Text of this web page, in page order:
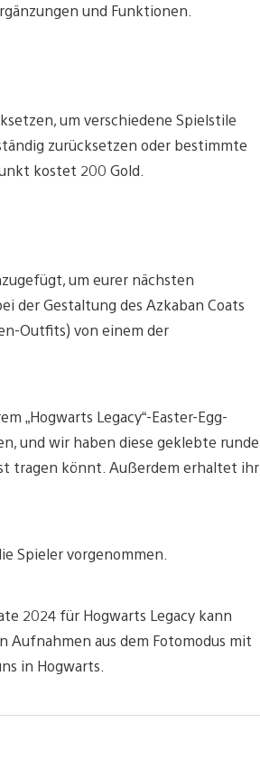
und Funktionen.
um verschiedene Spielstile
zurücksetzen oder bestimmte
kostet 200 Gold.
um eurer nächsten
der Gestaltung des Azkaban Coats
Outfits) von einem der
„Hogwarts Legacy“-Easter-Egg-
und wir haben diese geklebte runde
tragen könnt. Außerdem erhaltet ihr
Spieler vorgenommen.
2024 für Hogwarts Legacy kann
Aufnahmen aus dem Fotomodus mit
in Hogwarts.